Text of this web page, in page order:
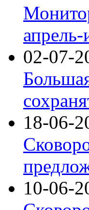
02-07-
18-06-
10-06-